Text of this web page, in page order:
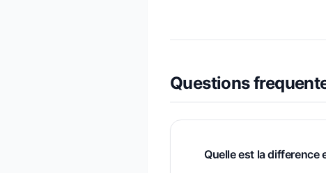
Questions
Quelle est la difference